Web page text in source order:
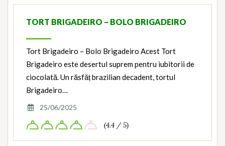
TORT BRIGADEIRO – BOLO BRIGADEIRO
Tort Brigadeiro – Bolo Brigadeiro Acest Tort
Brigadeiro este desertul suprem pentru iubitorii de
ciocolată. Un răsfăț brazilian decadent, tortul
Brigadeiro…
25/06/2025
(4.4 / 5)